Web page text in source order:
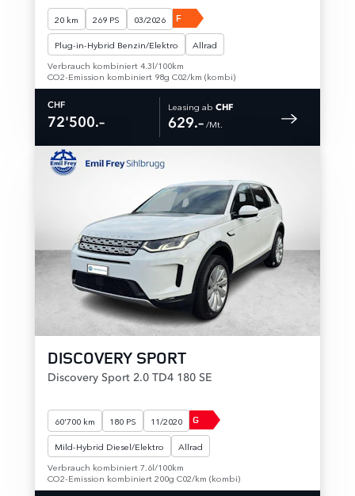
20 km 269 PS 03/2026 F
Plug-in-Hybrid Benzin/Elektro
Allrad
Verbrauch kombiniert 4.3l/100km
CO2-Emission kombiniert 98g C02/km (kombi)
CHF
72'500.–
Leasing ab CHF
629.– /Mt.
DISCOVERY SPORT
Discovery Sport 2.0 TD4 180 SE
60'700 km 180 PS 11/2020 G
Mild-Hybrid Diesel/Elektro
Allrad
Verbrauch kombiniert 7.6l/100km
CO2-Emission kombiniert 200g C02/km (kombi)